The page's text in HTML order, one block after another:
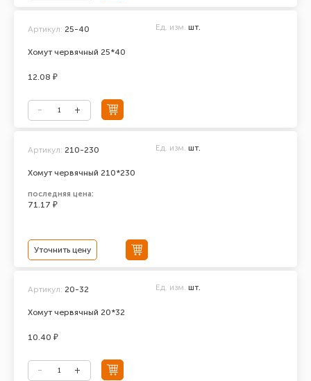
Хомут червячный 25*40
Артикул: 25-40 Ед. изм. шт.
12.08 ₽
Хомут червячный 210*230
Артикул: 210-230 Ед. изм. шт.
последняя цена:
71.17 ₽
Уточнить цену
Хомут червячный 20*32
Артикул: 20-32 Ед. изм. шт.
10.40 ₽